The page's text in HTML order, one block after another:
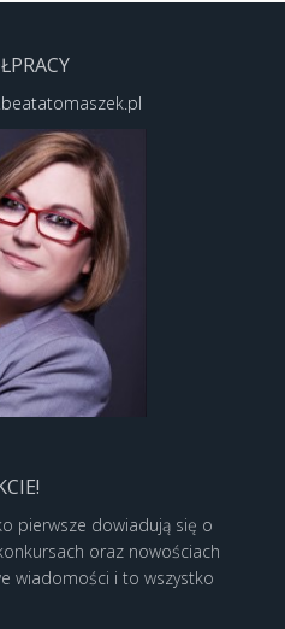
pierwsze dowiadują się o
oraz nowościach
wiadomości i to wszystko